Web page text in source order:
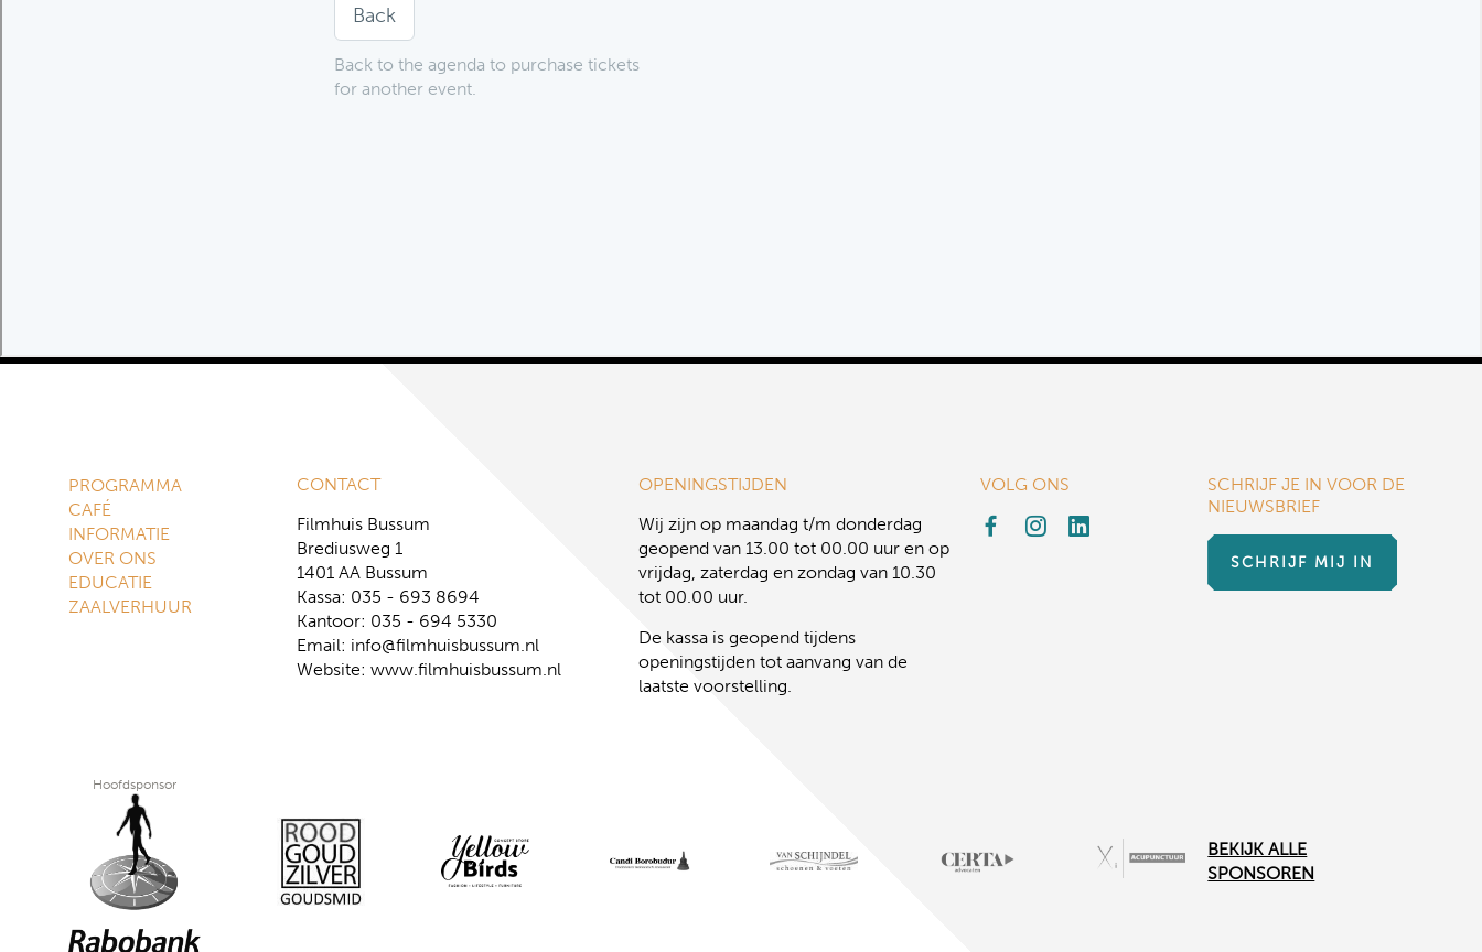
PROGRAMMA
CAFÉ
INFORMATIE
OVER ONS
EDUCATIE
ZAALVERHUUR
CONTACT
Filmhuis Bussum
Brediusweg 1
1401 AA Bussum
Kassa: 035 - 693 8694
Kantoor: 035 - 694 5330
Email: info@filmhuisbussum.nl
Website: www.filmhuisbussum.nl
OPENINGSTIJDEN
Wij zijn op maandag t/m donderdag
geopend van 13.00 tot 00.00 uur en op
vrijdag, zaterdag en zondag van 10.30
tot 00.00 uur.
De kassa is geopend tijdens
openingstijden tot aanvang van de
laatste voorstelling.
VOLG ONS
SCHRIJF JE IN VOOR DE
NIEUWSBRIEF
SCHRIJF MIJ IN
Hoofdsponsor
BEKIJK ALLE
SPONSOREN